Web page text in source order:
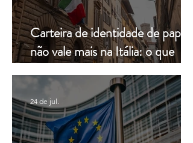
Carteira de identidade de papel
não vale mais na Itália: o que
24 de jul.